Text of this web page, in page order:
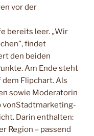
vor der
bereits leer. „Wir
findet
den beiden
Am Ende steht
dem Flipchart. Als
sowie Moderatorin
vonStadtmarketing-
Darin enthalten:
Region – passend